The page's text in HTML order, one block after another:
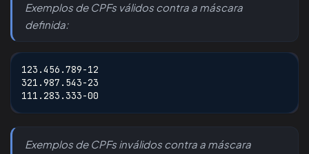
Exemplos de CPFs válidos contra a máscara
definida:
123.456.789-12
321.987.543-23
111.283.333-00
Exemplos de CPFs inválidos contra a máscara